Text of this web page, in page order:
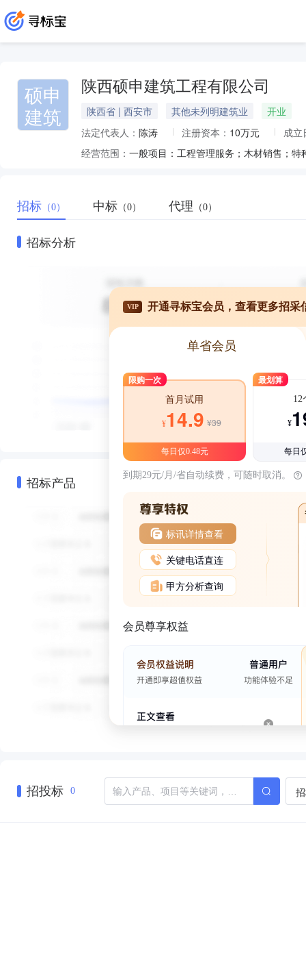
硕申
建筑
陕西硕申建筑工程有限公司
陕西省 | 西安市 其他未列明建筑业
开业
法定代表人： 陈涛 注册资本： 10万元
成立
经营范围：
招标 （0） 中标 （0） 代理 （0）
招标分析
招标产品
VIP 开通寻标宝会员，查看更多招采
单省会员
限购一次
首月试用
¥14.9 ¥39
每日仅0.48元
最划算
12
¥
每日
到期29元/月/省自动续费，可随时取消。
标讯详情查看
关键电话直连
甲方分析查询
会员尊享权益
招投标 0